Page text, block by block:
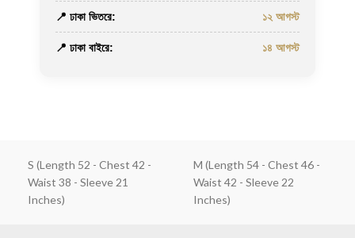
📍 ঢাকা ভিতরে: ১২ আগস্ট
📍 ঢাকা বাইরে: ১৪ আগস্ট
S (Length 52 - Chest 42 -
Waist 38 - Sleeve 21
Inches)
M (Length 54 - Chest 46 -
Waist 42 - Sleeve 22
Inches)